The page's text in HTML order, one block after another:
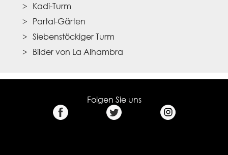
Kadi-Turm
Partal-Gärten
Siebenstöckiger Turm
Bilder von La Alhambra
Folgen Sie uns